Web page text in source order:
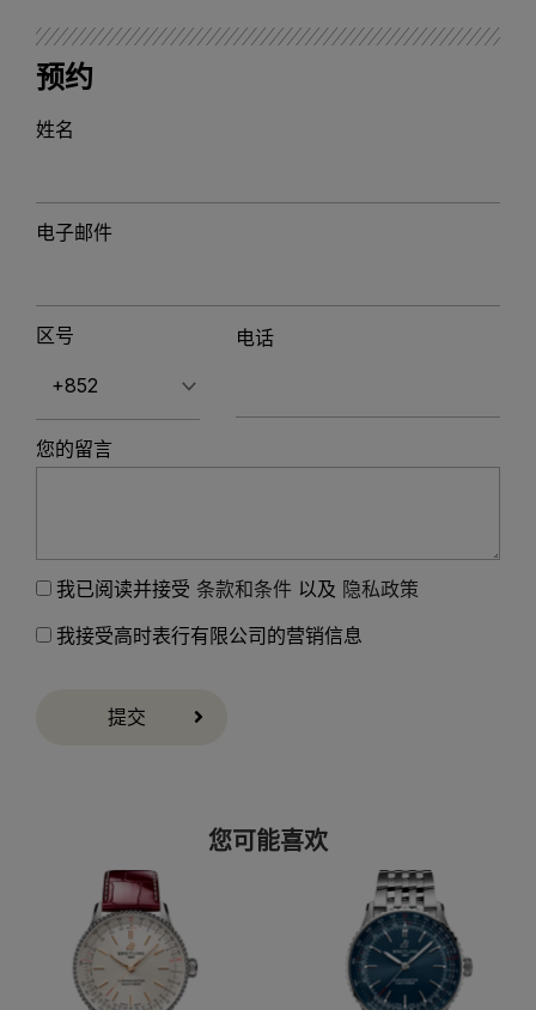
预约
姓名
电子邮件
区号 电话
您的留言
我已阅读并接受 条款和条件 以及 隐私政策
我接受高时表行有限公司的营销信息
提交
您可能喜欢